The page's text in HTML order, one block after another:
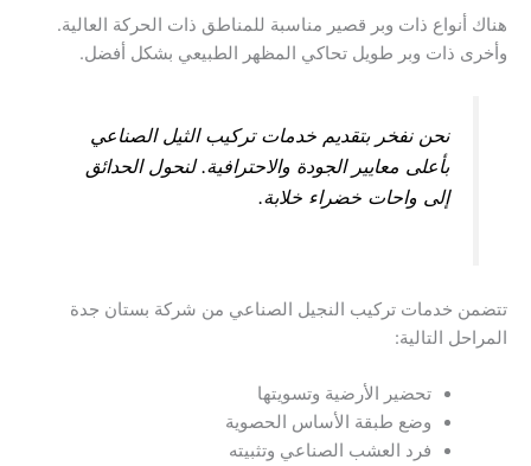
هناك أنواع ذات وبر قصير مناسبة للمناطق ذات الحركة العالية.
وأخرى ذات وبر طويل تحاكي المظهر الطبيعي بشكل أفضل.
نحن نفخر بتقديم خدمات تركيب الثيل الصناعي
بأعلى معايير الجودة والاحترافية. لنحول الحدائق
إلى واحات خضراء خلابة.
تتضمن خدمات تركيب النجيل الصناعي من شركة بستان جدة
المراحل التالية:
تحضير الأرضية وتسويتها
وضع طبقة الأساس الحصوية
فرد العشب الصناعي وتثبيته